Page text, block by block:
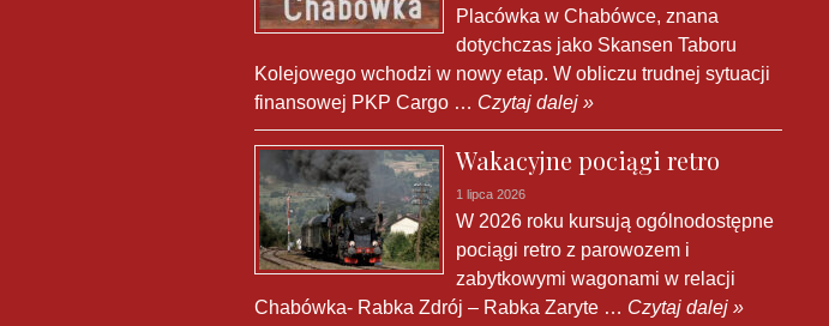
Placówka w Chabówce, znana
dotychczas jako Skansen Taboru
Kolejowego wchodzi w nowy etap. W obliczu trudnej sytuacji
finansowej PKP Cargo … Czytaj dalej »
Wakacyjne pociągi retro
1 lipca 2026
W 2026 roku kursują ogólnodostępne
pociągi retro z parowozem i
zabytkowymi wagonami w relacji
Chabówka- Rabka Zdrój – Rabka Zaryte … Czytaj dalej »